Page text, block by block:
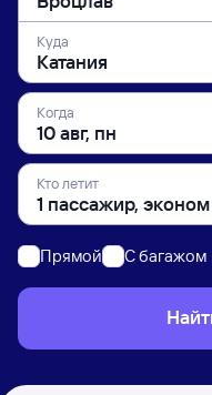
Куда
Когда
Кто летит
Прямой C багажом